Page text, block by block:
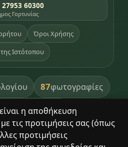
η αποθήκευση
τις προτιμήσεις σας (όπως
προτιμήσεις
27953 60300
Γορτυνίας
Όροι Χρήσης
Ιστότοπου
87φωτογραφίες
βιβλιοθήκης
κληρονομιάς